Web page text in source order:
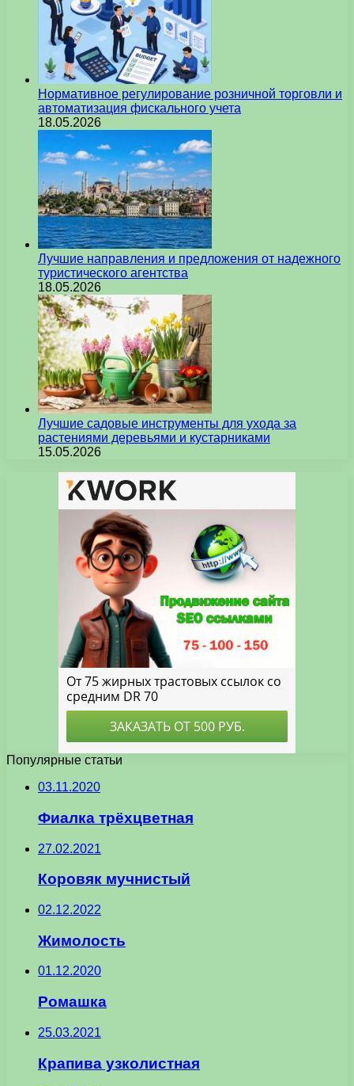
Нормативное регулирование розничной торговли и
автоматизация фискального учета
18.05.2026
Лучшие направления и предложения от надежного
туристического агентства
18.05.2026
Лучшие садовые инструменты для ухода за
растениями деревьями и кустарниками
15.05.2026
Популярные статьи
03.11.2020
Фиалка трёхцветная
27.02.2021
Коровяк мучнистый
02.12.2022
Жимолость
01.12.2020
Ромашка
25.03.2021
Крапива узколистная